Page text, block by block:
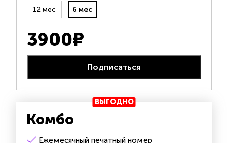
12 мес 6 мес
3900₽
Подписаться
ВЫГОДНО
Комбо
Ежемесячный печатный номер